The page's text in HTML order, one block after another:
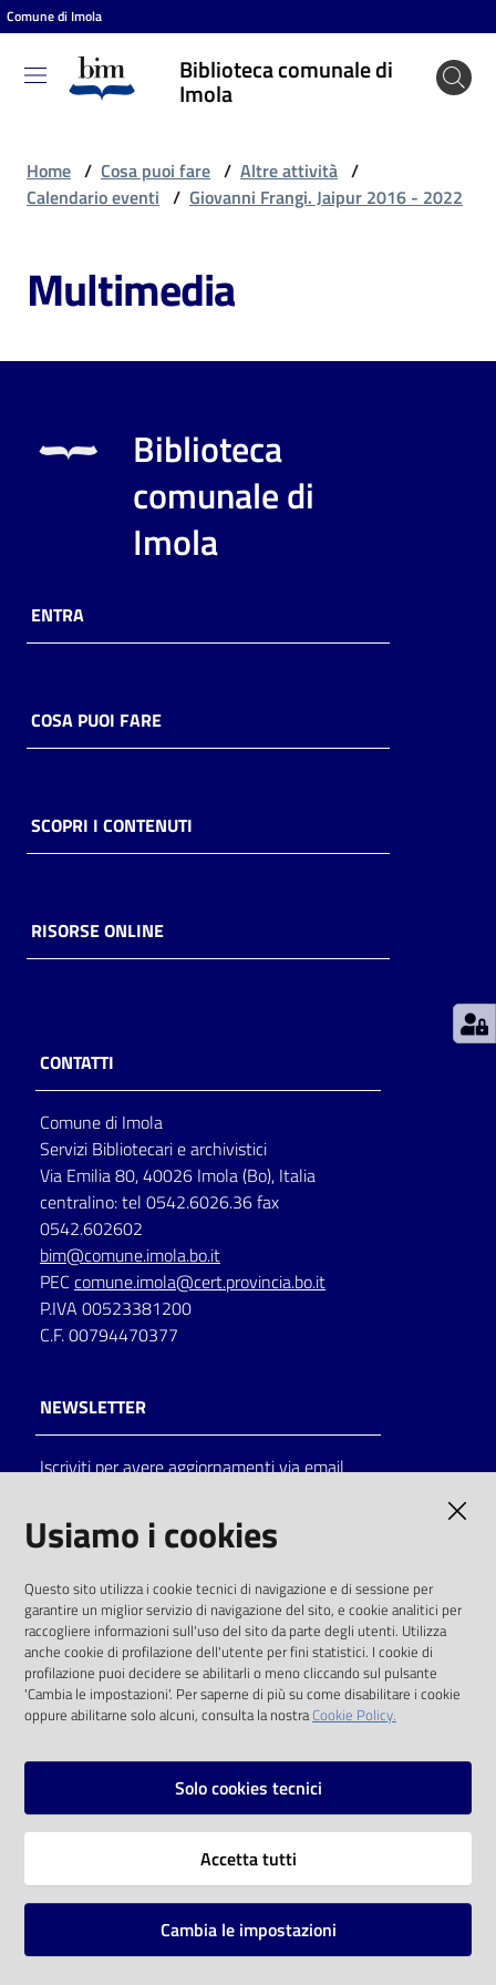
Vai al contenuto
Vai alla navigazione
Vai al footer
Comune di Imola
Biblioteca comunale di
Imola
Biblioteca
comunale
puoi
Risorse
online
Casa
Piani
storico
per
lettura
Seguici
su
Catalogo
on line
Eventi
Chiedi al
bibliotecario
Home / Cosa puoi fare / Altre attività /
Calendario eventi / Giovanni Frangi. Jaipur 2016 - 2022
Multimedia
Biblioteca
comunale di
Imola
ENTRA
COSA PUOI FARE
SCOPRI I CONTENUTI
RISORSE ONLINE
CONTATTI
Comune di Imola
Servizi Bibliotecari e archivistici
Via Emilia 80, 40026 Imola (Bo), Italia
centralino: tel 0542.6026.36 fax
0542.602602
bim@comune.imola.bo.it
PEC comune.imola@cert.provincia.bo.it
P.IVA 00523381200
C.F. 00794470377
NEWSLETTER
Iscriviti per avere aggiornamenti via email
solo alle condizioni previste dalla direttiva
comunitaria 2003/98/CE e dal d.lgs. 36/2006
SOCIAL
Instagram
Vai alla pagina
Mappa del sito
Usiamo i cookies
Questo sito utilizza i cookie tecnici di navigazione e di sessione per
garantire un miglior servizio di navigazione del sito, e cookie analitici per
raccogliere informazioni sull'uso del sito da parte degli utenti. Utilizza
anche cookie di profilazione dell'utente per fini statistici. I cookie di
profilazione puoi decidere se abilitarli o meno cliccando sul pulsante
'Cambia le impostazioni'. Per saperne di più su come disabilitare i cookie
oppure abilitarne solo alcuni, consulta la nostraCookie Policy.
Solo cookies tecnici
Accetta tutti
Cambia le impostazioni